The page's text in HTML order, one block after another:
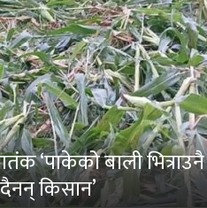
‘पाकेको बाली भित्राउनै
किसान’